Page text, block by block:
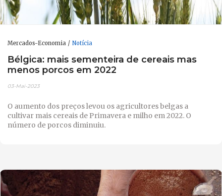
Mercados-Economia Notícia
Bélgica: mais sementeira de cereais mas
menos porcos em 2022
03-Mai-2023
O aumento dos preços levou os agricultores belgas a
cultivar mais cereais de Primavera e milho em 2022. O
número de porcos diminuiu.